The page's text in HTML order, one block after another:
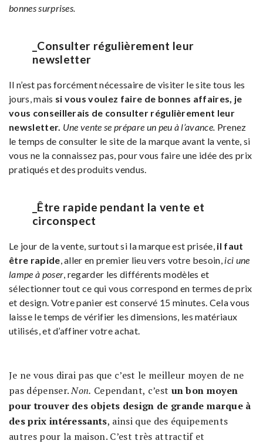
bonnes surprises.
_Consulter régulièrement leur
newsletter
Il n’est pas forcément nécessaire de visiter le site tous les
jours, mais si vous voulez faire de bonnes affaires, je
vous conseillerais de consulter régulièrement leur
newsletter. Une vente se prépare un peu à l’avance. Prenez
le temps de consulter le site de la marque avant la vente, si
vous ne la connaissez pas, pour vous faire une idée des prix
pratiqués et des produits vendus.
_Être rapide pendant la vente et
circonspect
Le jour de la vente, surtout si la marque est prisée, il faut
être rapide , aller en premier lieu vers votre besoin, ici une
lampe à poser , regarder les différents modèles et
sélectionner tout ce qui vous correspond en termes de prix
et design. Votre panier est conservé 15 minutes. Cela vous
laisse le temps de vérifier les dimensions, les matériaux
utilisés, et d’affiner votre achat.
Je ne vous dirai pas que c’est le meilleur moyen de ne
pas dépenser.Non. Cependant, c’est un bon moyen
pour trouver des objets design de grande marque à
des prix intéressants, ainsi que des équipements
autres pour la maison. C’est très attractif et